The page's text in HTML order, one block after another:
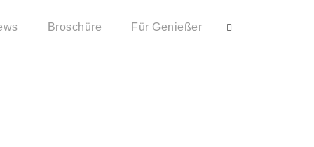
Broschüre Für Genießer